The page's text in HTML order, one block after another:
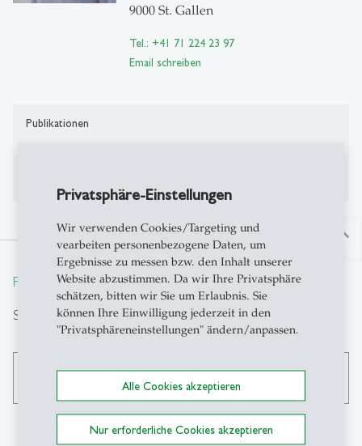
Privatsphäre-Einstellungen
Wir verwenden Cookies/Targeting und
vearbeiten personenbezogene Daten, um
Ergebnisse zu messen bzw. den Inhalt unserer
Website abzustimmen. Da wir Ihre Privatsphäre
schätzen, bitten wir Sie um Erlaubnis. Sie
können Ihre Einwilligung jederzeit in den
"Privatsphäreneinstellungen" ändern/anpassen.
Alle Cookies akzeptieren
Nur erforderliche Cookies akzeptieren
9000 St. Gallen
Tel.: +41 71 224 23 97
Email schreiben
Publikationen
north
From insight to impact.
Suche